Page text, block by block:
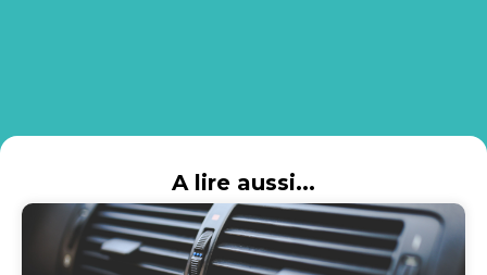
A lire aussi...